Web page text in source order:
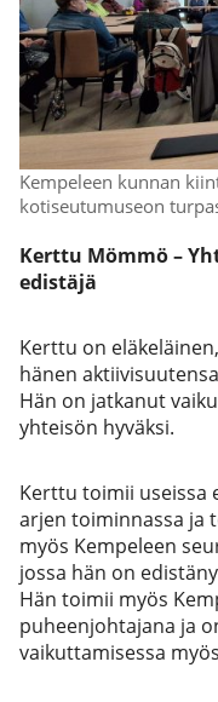
Kempeleen kunnan
kotiseutumuseon
Kerttu Mömmö –
edistäjä
Kerttu on
hänen
Hän on jatkanut
yhteisön hyväksi.
Kerttu toimii useissa
arjen toiminnassa ja
myös Kempeleen
jossa hän on
Hän toimii myös
puheenjohtajana ja
vaikuttamisessa